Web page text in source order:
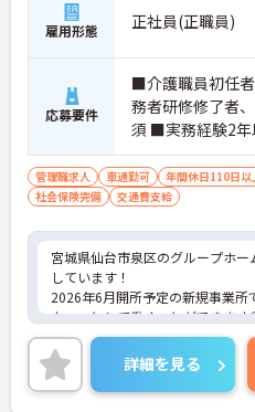
雇用形態 正社員(正職員)
応募要件
■介護職員初任
務者研修修了者
須 ■実務経験2年
ずれか） ■普通
可)：必須
管理職求人 車通勤可 年間休日110日以
社会保険完備
交通費支給
宮城県仙台市泉区のグループホー
しています！
2026年6月開所予定の新規事業所
タッフとして働くことができま
なっており、キャリアアップを目
戦してみたい方にもおすすめです
休暇制度があり、ライフスタイル
です♪
詳細を見る